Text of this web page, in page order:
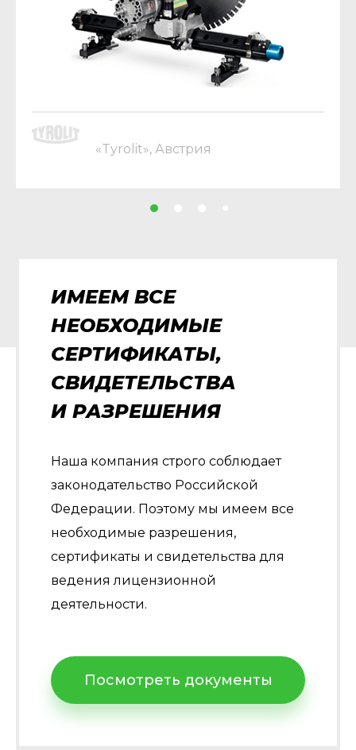
«Tyrolit», Австрия
ИМЕЕМ ВСЕ
НЕОБХОДИМЫЕ
СЕРТИФИКАТЫ,
СВИДЕТЕЛЬСТВА
И РАЗРЕШЕНИЯ
Наша компания строго соблюдает
законодательство Российской
Федерации. Поэтому мы имеем все
необходимые разрешения,
сертификаты и свидетельства для
ведения лицензионной
деятельности.
Посмотреть документы